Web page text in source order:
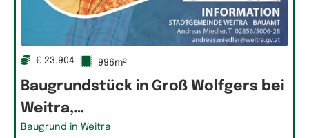
€ 23.904 996m²
Baugrundstück in Groß Wolfgers bei
Weitra,…
Baugrund in Weitra